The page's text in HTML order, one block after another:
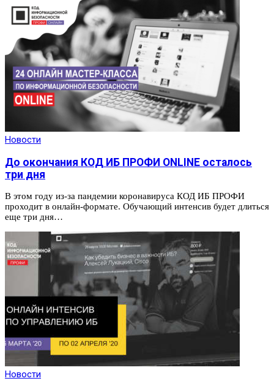
Новости
До окончания КОД ИБ ПРОФИ ONLINE осталось
три дня
В этом году из-за пандемии коронавируса КОД ИБ ПРОФИ
проходит в онлайн-формате. Обучающий интенсив будет длиться
еще три дня…
Новости